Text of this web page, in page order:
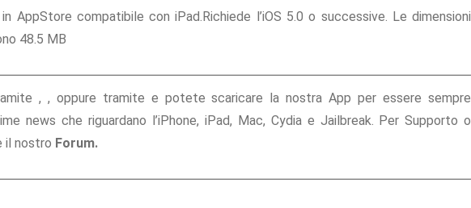
AppStore compatibile con iPad.Richiede l’iOS 5.0 o successive. Le dimensioni
48.5 MB
, , oppure tramite e potete scaricare la nostra App per essere sempre
news che riguardano l’iPhone, iPad, Mac, Cydia e Jailbreak. Per Supporto o
il nostro Forum.